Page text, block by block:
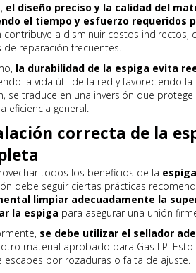
el diseño preciso y la calidad del
el tiempo y esfuerzo requeridos
contribuye a disminuir costos indirectos,
de reparación frecuentes.
la durabilidad de la espiga evita
la vida útil de la red y favoreciendo
se traduce en una inversión que
eficiencia general.
correcta de la
todos los beneficios de la
debe seguir ciertas prácticas
limpiar adecuadamente la
la espiga para asegurar una unión
se debe utilizar el sellador
material aprobado para Gas LP.
escapes por rozaduras o falta de ajuste.